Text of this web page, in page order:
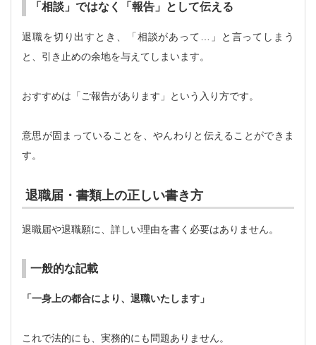
「相談」ではなく「報告」として伝える
退職を切り出すとき、「相談があって…」と言ってしまう
と、引き止めの余地を与えてしまいます。
おすすめは「ご報告があります」という入り方です。
意思が固まっていることを、やんわりと伝えることができま
す。
退職届・書類上の正しい書き方
退職届や退職願に、詳しい理由を書く必要はありません。
一般的な記載
「一身上の都合により、退職いたします」
これで法的にも、実務的にも問題ありません。